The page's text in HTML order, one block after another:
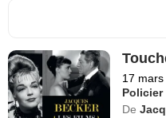
17
Policier
De